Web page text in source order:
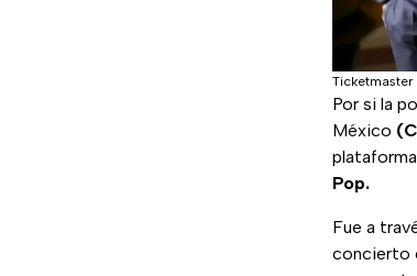
Ticketmaster
Por si la
México
Pop.
Fue a
concierto